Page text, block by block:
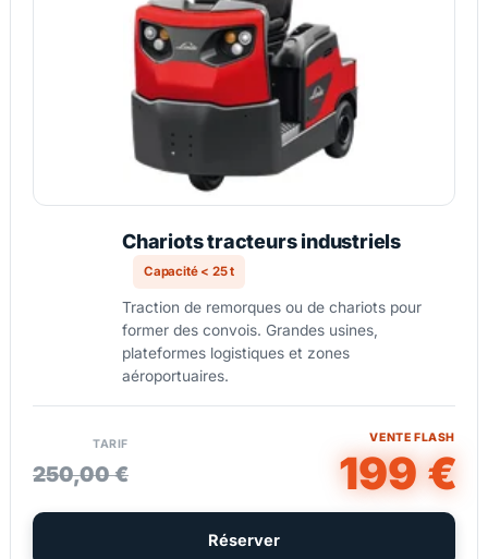
Chariots tracteurs industriels
Capacité < 25 t
Traction de remorques ou de chariots pour
former des convois. Grandes usines,
plateformes logistiques et zones
aéroportuaires.
TARIF
250,00 €
VENTE FLASH
199 €
Réserver